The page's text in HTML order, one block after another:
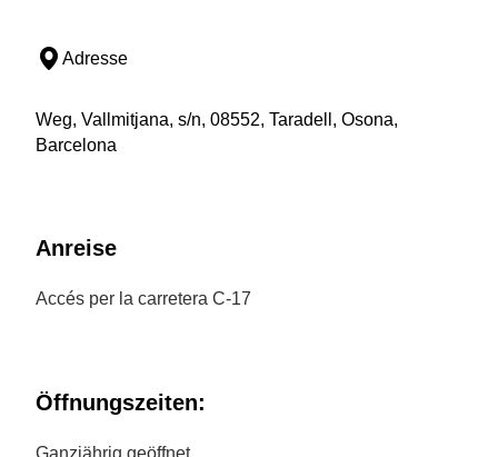
Adresse
Weg, Vallmitjana, s/n, 08552, Taradell, Osona,
Barcelona
Anreise
Accés per la carretera C-17
Öffnungszeiten:
Ganzjährig geöffnet